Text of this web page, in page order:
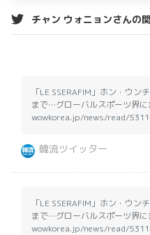
チャン ウォニョンさんの
「LE SSERAFIM」ホン・ウ
まで…グローバルスポーツ界に
wowkorea.jp/news/read/
韓流ツイッター
「LE SSERAFIM」ホン・ウ
まで…グローバルスポーツ界に
wowkorea.jp/news/read/